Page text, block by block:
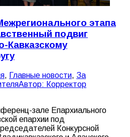
этапа
подвиг
Кавказскому
, Главные новости, За
Автор: Корректор
зале Епархиального
епархии под
Конкурсной